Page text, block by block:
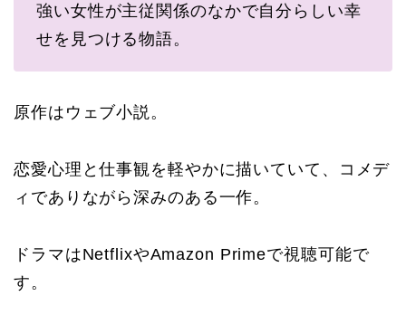
強い女性が主従関係のなかで自分らしい幸
せを見つける物語。
原作はウェブ小説。
恋愛心理と仕事観を軽やかに描いていて、コメデ
ィでありながら深みのある一作。
ドラマはNetflixやAmazon Primeで視聴可能で
す。